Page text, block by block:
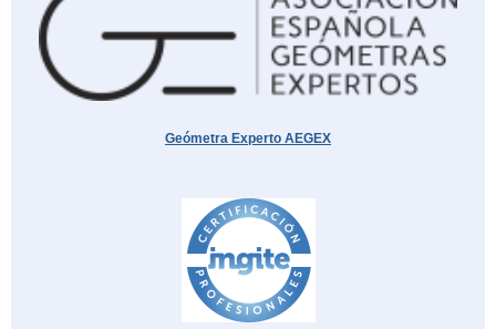
Geómetra Experto AEGEX